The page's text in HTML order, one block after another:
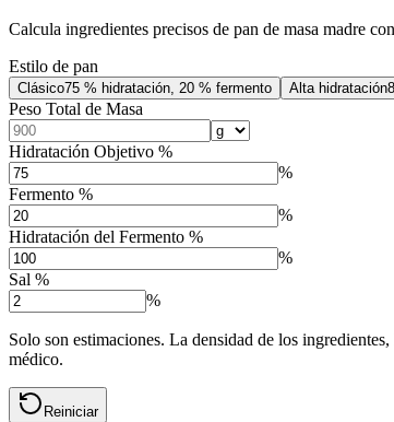
Calcula ingredientes precisos de pan de masa madre
Estilo de pan
Clásico75 % hidratación, 20 % fermento Alta hidratación
Peso Total de Masa
Hidratación Objetivo %
%
Fermento %
%
Hidratación del Fermento %
%
Sal %
%
Solo son estimaciones. La densidad de los
médico.
Reiniciar